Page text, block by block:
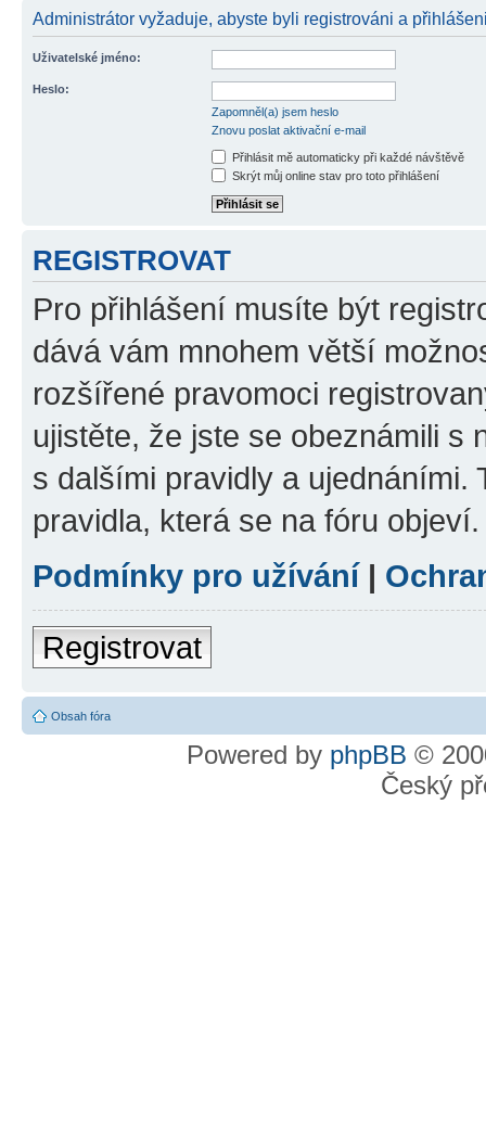
Administrátor vyžaduje, abyste byli registrováni a
Uživatelské jméno:
Heslo:
Zapomněl(a) jsem heslo
Znovu poslat aktivační e-mail
Přihlásit mě automaticky při každé návštěvě
Skrýt můj online stav pro toto přihlášení
REGISTROVAT
Pro přihlášení musíte být
dává vám mnohem větší
rozšířené pravomoci
ujistěte, že jste se obeznámili s
s dalšími pravidly a ujednáními.
pravidla, která se na fóru objeví.
Podmínky pro užívání|
Registrovat
Obsah fóra
Powered by phpBB ©
Český